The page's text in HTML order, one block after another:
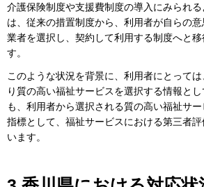
介護保険制度や支援費制度の導入にみられ
は、従来の措置制度から、利用者が自らの
業者を選択し、契約して利用する制度へと
す。
このような状況を背景に、利用者にとって
り質の高い福祉サービスを選択する情報と
も、利用者から選択される質の高い福祉サ
指標として、福祉サービスにおける第三者
います。